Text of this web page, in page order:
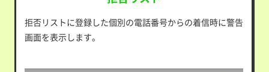
拒否リストに登録した個別の電話番号からの着信時に警告
画面を表示します。